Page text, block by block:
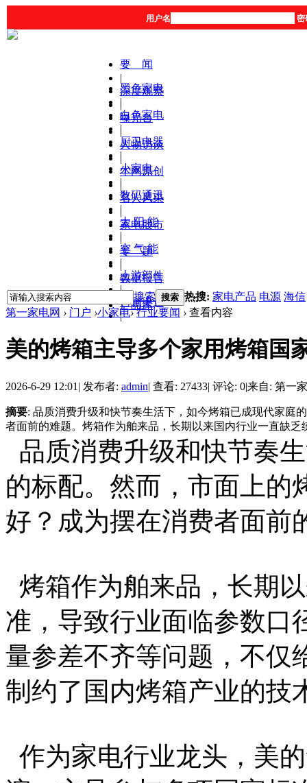
用户名 密
要 闻
|
深度观察
|
曝光台
|
人物访谈
|
本网原创
|
名人风采
|
家电股市
|
专 题
|
数据报告
|
产品库
黑色家电
|
白色家电
|
厨卫电器
|
小家电
|
数码通讯
|
太 阳 能
|
空 气 能
|
上游部件
|
营销渠道
|
搜索 搜索 热搜: 家电产品 电源 海信
第一家电网 › 门户 ›小家电› 行业要闻 › 查看内容
美的烤箱主导多个家用烤箱国
2026-6-29 12:01 | 发布者: admin| 查看: 27433| 评论: 0|来自: 第一
摘要: 品质消费升级和快节奏生活下，如今烤箱已成现代家庭
者面前的难题。烤箱作为舶来品，长期以来国内行业一直缺
品质消费升级和快节奏
的标配。然而，市面上的
好？成为摆在消费者面前
烤箱作为舶来品，长期
准，导致行业面临参数口
量参差不齐等问题，不仅
制约了国内烤箱产业的技
作为家电行业龙头，美